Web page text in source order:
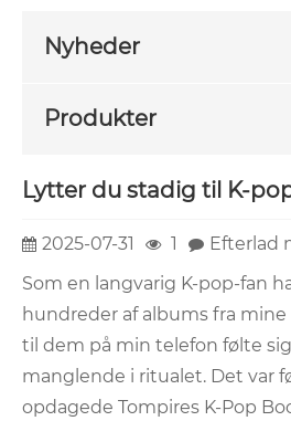
Nyheder
Produkter
Lytter du stadig til K-
2025-07-31 1
Efterlad
Som en langvarig K-pop-fan
hundreder af albums fra
til dem på min telefon følte
manglende i ritualet. Det var
opdagede Tompires K-Pop